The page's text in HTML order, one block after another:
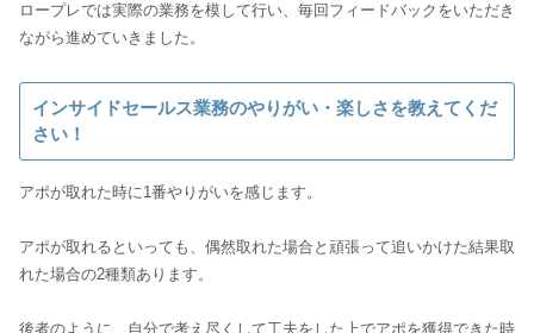
ロープレでは実際の業務を模して行い、毎回フィードバックをいただき
インサイドセールス業務のやりがい・楽しさを教えてくだ
さい！
アポが取れた時に1番やりがいを感じます。
アポが取れるといっても、偶然取れた場合と頑張って追いかけた結果取
れた場合の2種類あります。
後者のように、自分で考え尽くして工夫をした上でアポを獲得できた時